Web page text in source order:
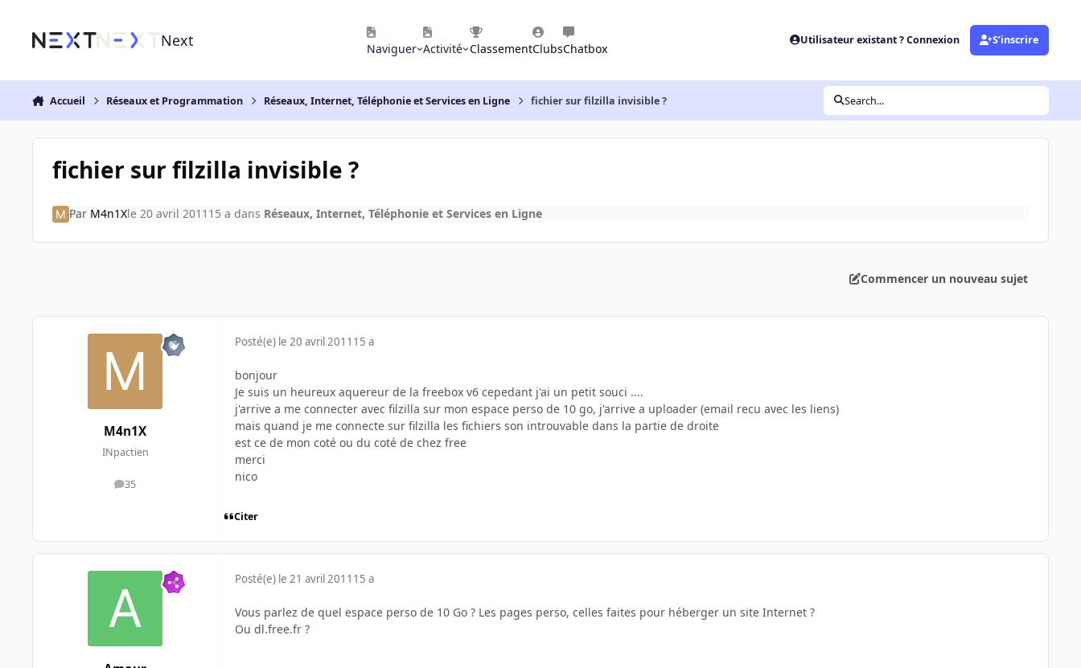
Next Naviguer Activité ClassementClubsChatbox
Utilisateur existant ? Connexion S’inscrire
Accueil Réseaux et Programmation Réseaux, Internet, Téléphonie et Services en Ligne fichier sur filzilla invisible ? Search...
fichier sur filzilla invisible ?
Par M4n1Xle 20 avril 2011 15 a dans Réseaux, Internet, Téléphonie et Services en Ligne
Commencer un nouveau sujet
M4n1X
INpactien
35
messages
Posté(e) le 20 avril 2011 15 a
bonjour
Je suis un heureux aquereur de la freebox v6 cepedant j'ai un petit souci ....
j'arrive a me connecter avec filzilla sur mon espace perso de 10 go, j'arrive a uploader (email recu avec les liens)
mais quand je me connecte sur filzilla les fichiers son introuvable dans la partie de droite
est ce de mon coté ou du coté de chez free
merci
nico
Citer
Posté(e) le 21 avril 2011 15 a
Vous parlez de quel espace perso de 10 Go ? Les pages perso, celles faites pour héberger un site Internet ?
Ou dl.free.fr ?